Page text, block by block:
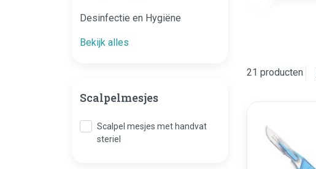
Desinfectie en Hygiëne
Bekijk alles
Scalpelmesjes
Scalpel mesjes met handvat
steriel
21 producten